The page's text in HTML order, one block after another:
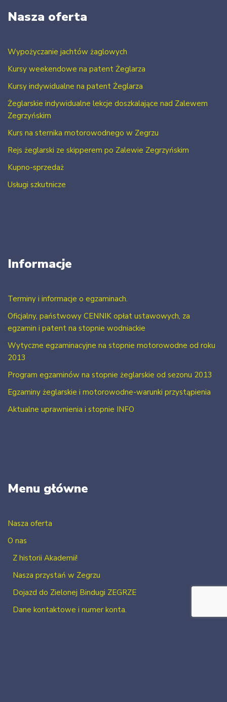
Nasza oferta
Wypożyczanie jachtów żaglowych
Kursy weekendowe na patent Żeglarza
Kursy indywidualne na patent Żeglarza
Żeglarskie indywidualne lekcje doszkalające nad Zalewem
Zegrzyńskim
Kurs na sternika motorowodnego w Zegrzu
Rejs żeglarski ze skipperem po Zalewie Zegrzyńskim
Kupno-sprzedaż
Usługi szkutnicze
Informacje
Terminy i informacje o egzaminach.
Oficjalny, państwowy CENNIK opłat ustawowych, za
egzamin i patent na stopnie wodniackie
Wytyczne egzaminacyjne na stopnie motorowodne od roku
2013
Program egzaminów na stopnie żeglarskie od sezonu 2013
Egzaminy żeglarskie i motorowodne-warunki przystąpienia
Aktualne uprawnienia i stopnie INFO
Menu główne
Nasza oferta
O nas
Z historii Akademii!
Nasza przystań w Zegrzu
Dojazd do Zielonej Bindugi ZEGRZE
Dane kontaktowe i numer konta.